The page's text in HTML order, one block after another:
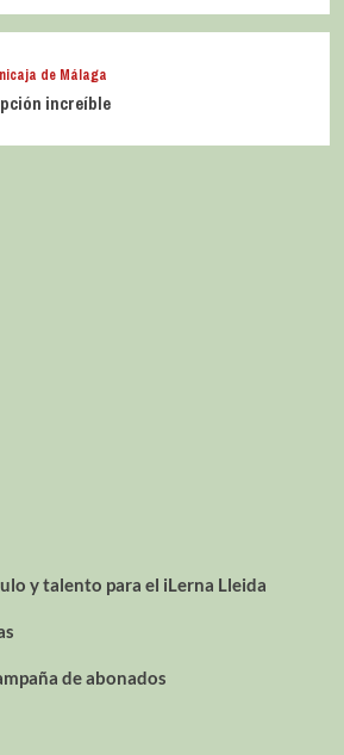
de Málaga
increíble
y talento para el iLerna Lleida
de abonados